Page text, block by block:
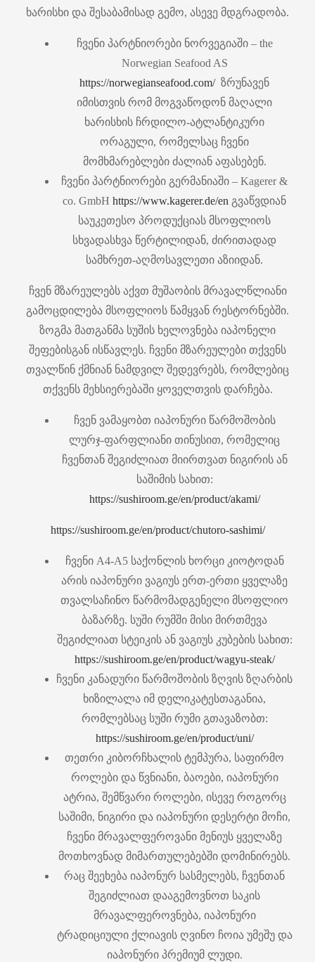
ხარისხი და შესაბამისად გემო, ასევე მდგრადობა.
ჩვენი პარტნიორები ნორვეგიაში – the
Norwegian Seafood AS
https://norwegianseafood.com/ზრუნავენ
იმისთვის რომ მოგვაწოდონ მაღალი
ხარისხის ჩრდილო-ატლანტიკური
ორაგული, რომელსაც ჩვენი
მომხმარებლები ძალიან აფასებენ.
ჩვენი პარტნიორები გერმანიაში – Kagerer &
co. GmbH https://www.kagerer.de/en გვაწვდიან
საუკეთესო პროდუქციას მსოფლიოს
სხვადასხვა წერტილიდან, ძირითადად
სამხრეთ-აღმოსავლეთი აზიიდან.
ჩვენ მზარეულებს აქვთ მუშაობის მრავალწლიანი
გამოცდილება მსოფლიოს წამყვან რესტორნებში.
ზოგმა მათგანმა სუშის ხელოვნება იაპონელი
შეფებისგან ისწავლეს. ჩვენი მზარეულები თქვენს
თვალწინ ქმნიან ნამდვილ შედევრებს, რომლებიც
თქვენს მეხსიერებაში ყოველთვის დარჩება.
ჩვენ ვამაყობთ იაპონური წარმოშობის
ლურჯ-ფარფლიანი თინუსით, რომელიც
ჩვენთან შეგიძლიათ მიირთვათ ნიგირის ან
საშიმის სახით:
https://sushiroom.ge/en/product/akami/
https://sushiroom.ge/en/product/chutoro-sashimi/
ჩვენი A4-A5 საქონლის ხორცი კიოტოდან
არის იაპონური ვაგიუს ერთ-ერთი ყველაზე
თვალსაჩინო წარმომადგენელი მსოფლიო
ბაზარზე. სუში რუმში მისი მირთმევა
შეგიძლიათ სტეიკის ან ვაგიუს კუბების სახით:
https://sushiroom.ge/en/product/wagyu-steak/
ჩვენი კანადური წარმოშობის ზღვის ზღარბის
ხიზილალა იმ დელიკატესთაგანია,
რომლებსაც სუში რუმი გთავაზობთ:
https://sushiroom.ge/en/product/uni/
თეთრი კიბორჩხალის ტემპურა, საფირმო
როლები და წვნიანი, ბაოები, იაპონური
ატრია, შემწვარი როლები, ისევე როგორც
საშიმი, ნიგირი და იაპონური დესერტი მოჩი,
ჩვენი მრავალფეროვანი მენიუს ყველაზე
მოთხოვნად მიმართულებებში დომინირებს.
რაც შეეხება იაპონურ სასმელებს, ჩვენთან
შეგიძლიათ დააგემოვნოთ საკის
მრავალფეროვნება, იაპონური
ტრადიციული ქლიავის ღვინო ჩოია უმეშუ და
იაპონური პრემიუმ ლუდი.